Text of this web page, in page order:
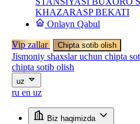
KHAZARASP BEKATI
Onlayn Qabul
Vip zallar Chipta sotib olish
Jismoniy shaxslar uchun chipta
chipta sotib olish
uz
ru en uz
Biz haqimizda